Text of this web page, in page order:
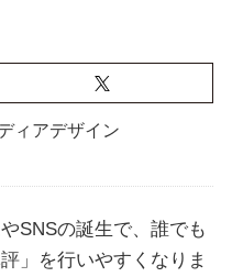
ィアデザイン
SNSの誕生で、誰でも
」を行いやすくなりま